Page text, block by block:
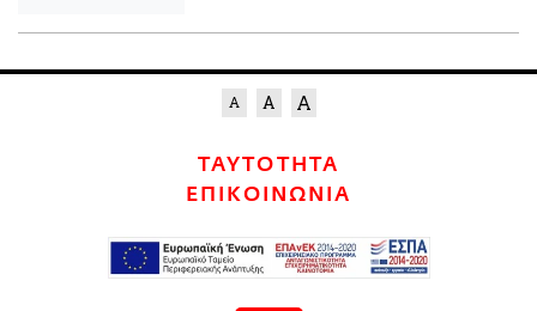
ΤΑΥΤΟΤΗΤΑ
ΕΠΙΚΟΙΝΩΝΙΑ